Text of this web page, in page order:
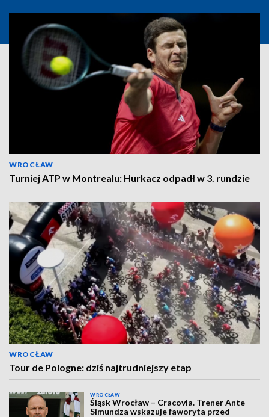
WROCŁAW
Turniej ATP w Montrealu: Hurkacz odpadł w 3. rundzie
WROCŁAW
Tour de Pologne: dziś najtrudniejszy etap
WROCŁAW
Śląsk Wrocław – Cracovia. Trener Ante
Simundza wskazuje faworyta przed